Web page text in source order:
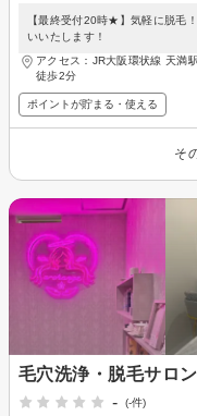
【最終受付20時★】気軽に脱毛
いいたします！
アクセス：JR大阪環状線 天満
徒歩2分
ポイントが貯まる・使える
そ
毛穴洗浄・脱毛サロ
-
(-件)